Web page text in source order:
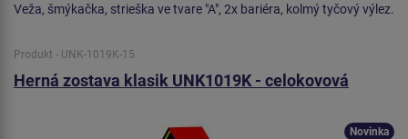
Veža, šmýkačka, strieška ve tvare "A", 2x bariéra, kolmý tyčový výlez.
Produkt - UNK-1019K-15
Herná zostava klasik UNK1019K - celokovová
Novinka